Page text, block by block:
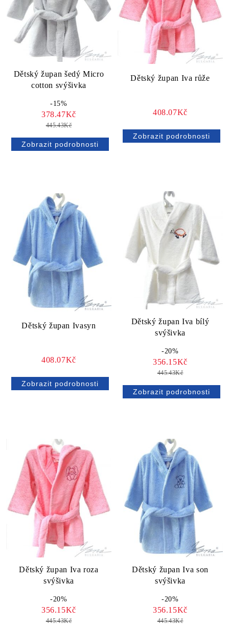
Dětský župan šedý Micro
cotton svýšivka
-15%
378.47Kč
445.43Kč
Zobrazit podrobnosti
Dětský župan Iva růže
408.07Kč
Zobrazit podrobnosti
Dětský župan Ivasyn
408.07Kč
Zobrazit podrobnosti
Dětský župan Iva bílý
svýšivka
-20%
356.15Kč
445.43Kč
Zobrazit podrobnosti
Dětský župan Iva roza
svýšivka
-20%
356.15Kč
445.43Kč
Dětský župan Iva son
svýšivka
-20%
356.15Kč
445.43Kč